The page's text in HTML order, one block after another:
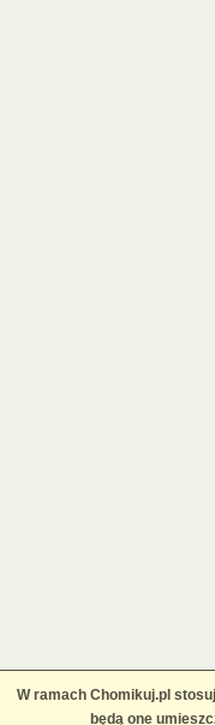
W ramach Chomikuj.pl
będą one